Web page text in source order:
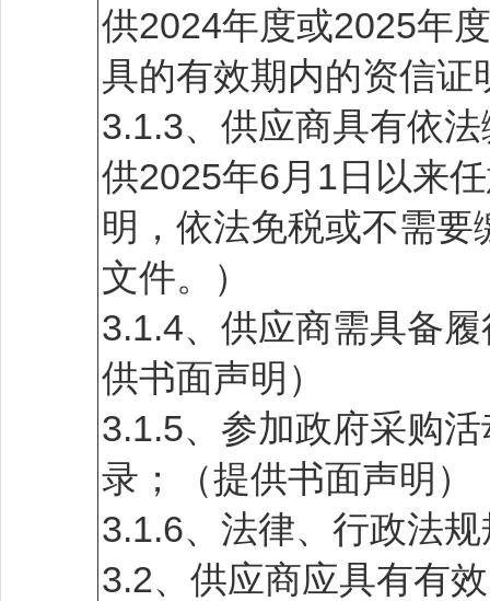
供2024年度或2025年
具的有效期内的资信证
3.1.3、供应商具有依
供2025年6月1日以来
明，依法免税或不需
文件。）
3.1.4、供应商需具备
供书面声明）
3.1.5、参加政府采购
录；（提供书面声明）
3.1.6、法律、行政法
3.2、供应商应具有有